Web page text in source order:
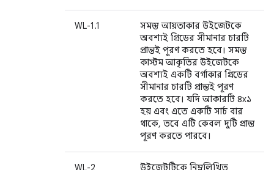
WL-1.1
সমস্ত আয়তাকার উইজেটকে
অবশ্যই গ্রিডের সীমানার চারটি
প্রান্তই পূরণ করতে হবে। সমস্ত
কাস্টম আকৃতির উইজেটকে
অবশ্যই একটি বর্গাকার গ্রিডের
সীমানার চারটি প্রান্তই পূরণ
করতে হবে। যদি আকারটি ৪x১
হয় এবং এতে একটি সার্চ বার
থাকে, তবে এটি কেবল দুটি প্রান্ত
পূরণ করতে পারবে।
WL-2 উইজেটটিকে নিম্নলিখিত